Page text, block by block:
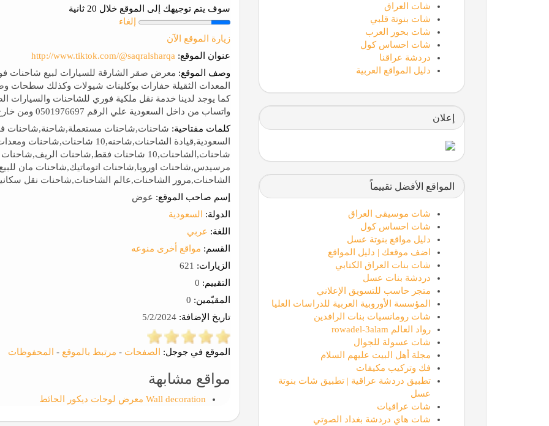
سوف يتم توجيهك إلى الموقع خلال 20 ثانية
إلغاء
زيارة الموقع الآن
عنوان الموقع: http://www.tiktok.com/@saqralsharqa
وصف الموقع: معرض صقر الشارقة للسيارات لبيع شاحنات
المعدات الثقيلة حفارات بوكلينات شيولات وكذلك سطحات
كما يوجد لدينا خدمة نقل ملكية فوري للشاحنات والسيارات
واتساب من داخل السعودية علي الرقم 0501976697 ومن خارج السعودية علي الرقم 00966501976697
كلمات مفتاحية: شاحنات,شاحنات مستعملة,شاحنة,شاحنات
السعودية,قيادة
شاحنات,الشاحنات,10 شاحنات فقط,شاحنات
مرسيدس,شاحنات اوروبا,شاحنات اتوماتيك,شاحنات مان
الشاحنات,مرور الشاحنات,عالم الشاحنات,شاحنات نقل
إسم صاحب الموقع: عوض
الدولة:
السعودية
اللغة: عربي
القسم: مواقع أخرى منوعه
الزيارات:
التقييم:
المقيّمين:
تاريخ الإضافة:
الموقع في جوجل: الصفحات - مرتبط بالموقع - المحفوظات
مواقع مشابهة
Wall decoration معرض لوحات ديكور الحائط
شات العراق
شات بنوتة قلبي
شات بحور العرب
شات احساس كول
دردشة عراقنا
دليل المواقع العربية
إعلان
المواقع الأفضل تقييماً
شات موسيقى العراق
شات احساس كول
دليل مواقع بنوتة عسل
اضف موقعك | دليل المواقع
شات بنات العراق الكتابي
دردشة بنات عسل
متجر حاسب للتسويق الإعلاني
المؤسسة الأوروبية العربية للدراسات العليا
شات رومانسيات بنات الرافدين
رواد العالم rowadel-3alam
شات عسولة للجوال
مجلة أهل البيت عليهم السلام
فك وتركيب مكيفات
تطبيق دردشة عراقية | تطبيق شات بنوتة
عسل
شات عراقيات
شات هاي دردشة بغداد الصوتي